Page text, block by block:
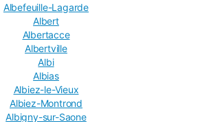
Albefeuille-Lagarde
Albert
Albertacce
Albertville
Albi
Albias
Albiez-le-Vieux
Albiez-Montrond
Albigny-sur-Saone